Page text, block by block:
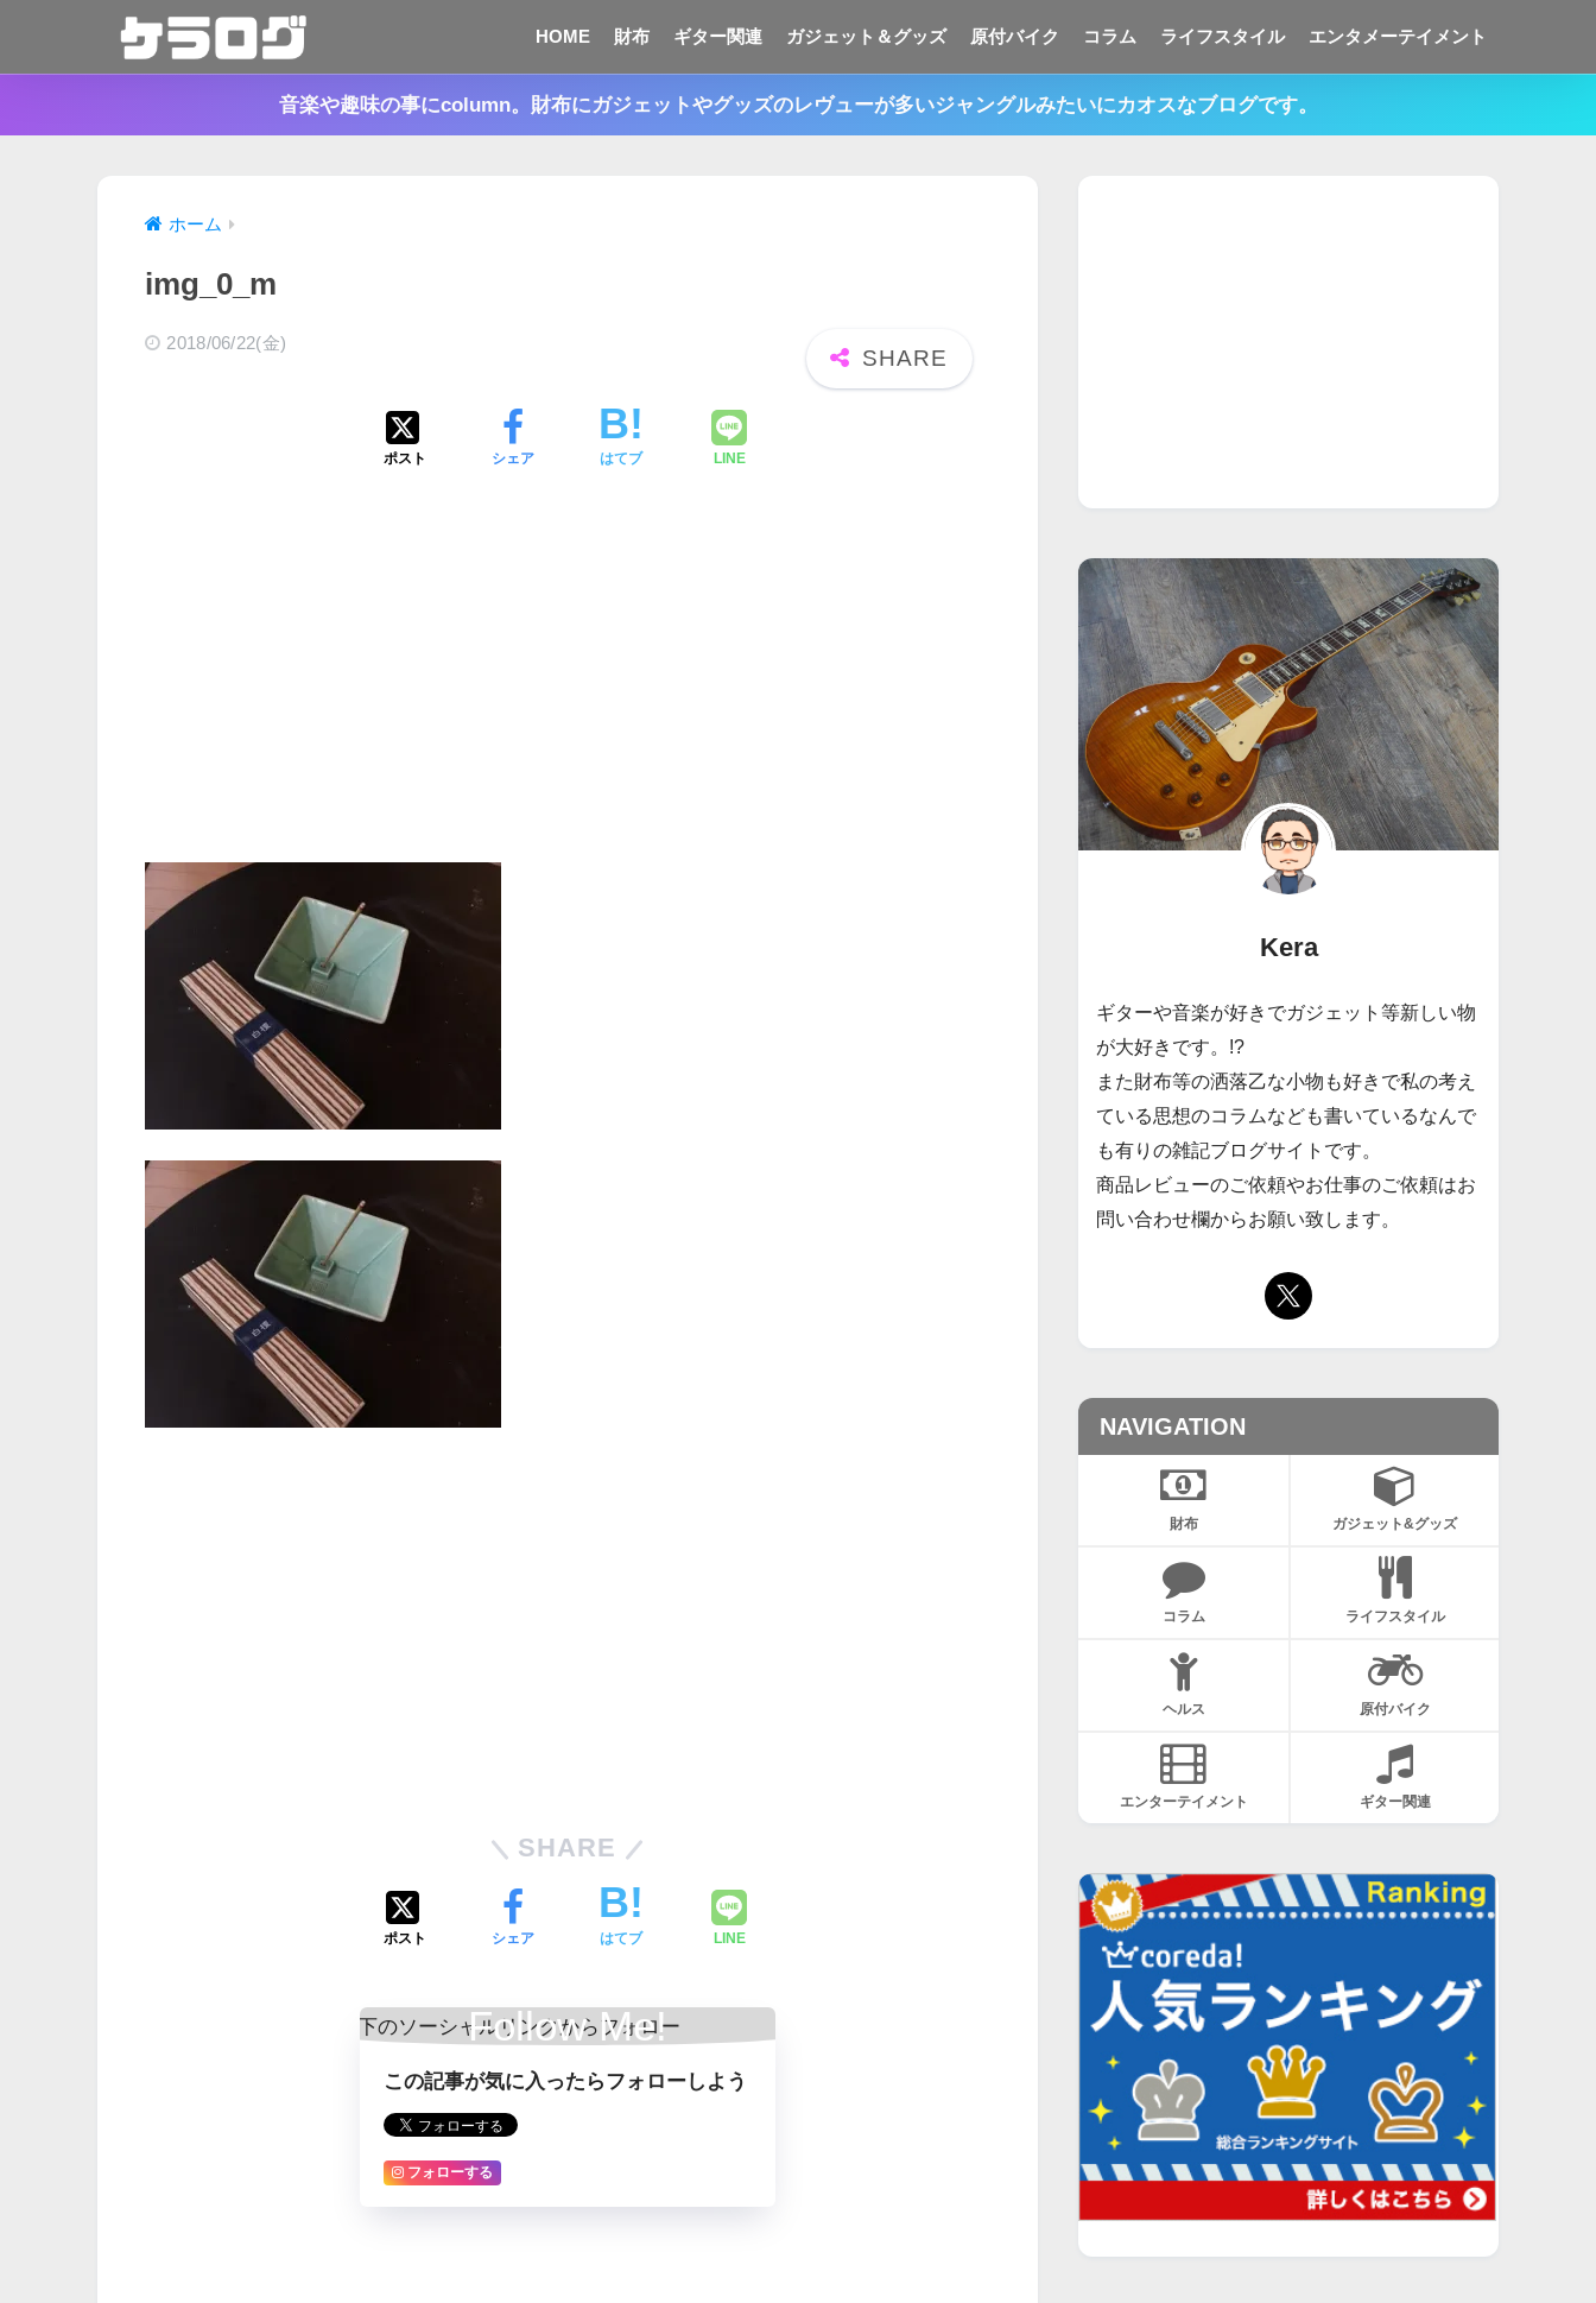
HOME 財布 ギター関連 ガジェット＆グッズ 原付バイク コラム ライフスタイル エンタメーテイメント
音楽や趣味の事にcolumn。財布にガジェットやグッズのレヴューが多いジャングルみたいにカオスなブログです。
ホーム
img_0_m
2018/06/22(金)
ポスト シェア はてブ LINE
SHARE
ポスト シェア はてブ LINE
Follow Me!
この記事が気に入ったらフォローしよう
フォローする
Kera
ギターや音楽が好きでガジェット等新しい物
が大好きです。!?
また財布等の洒落乙な小物も好きで私の考え
ている思想のコラムなども書いているなんで
も有りの雑記ブログサイトです。
商品レビューのご依頼やお仕事のご依頼はお
問い合わせ欄からお願い致します。
NAVIGATION
財布 ガジェット&グッズ
コラム ライフスタイル
ヘルス 原付バイク
エンターテイメント ギター関連